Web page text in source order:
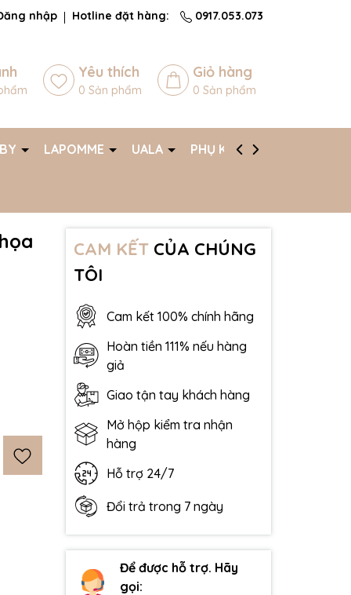
nhập Hotline đặt hàng: 0917.053.073
Yêu thích
0 Sản phẩm
Giỏ hàng
0 Sản phẩm
LAPOMME UALA PHỤ KIỆN
CAM KẾTCỦA CHÚNG
TÔI
Cam kết 100% chính hãng
Hoàn tiền 111% nếu hàng
giả
Giao tận tay khách hàng
Mở hộp kiểm tra nhận
hàng
Hỗ trợ 24/7
Đổi trả trong 7 ngày
Để được hỗ trợ. Hãy
gọi: